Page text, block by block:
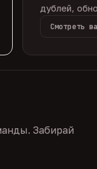
дублей,
Смотреть
Забирай